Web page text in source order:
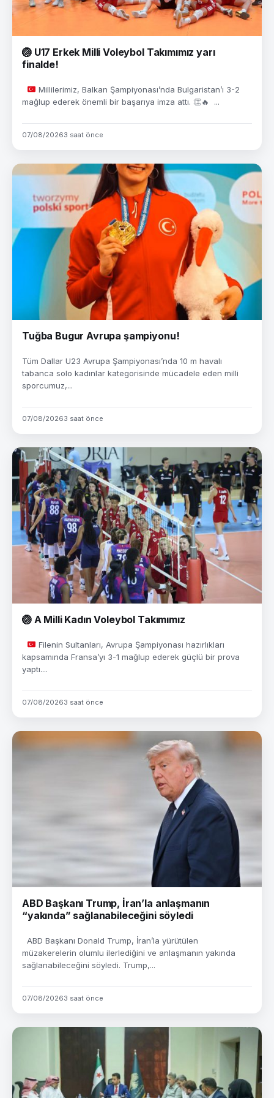
🏐 U17 Erkek Milli Voleybol Takımımız yarı
finalde!
Millilerimiz, Balkan Şampiyonası’nda Bulgaristan’ı 3-2
mağlup ederek önemli bir başarıya imza attı. 👏🔥 ...
07/08/20263 saat önce
Tuğba Bugur Avrupa şampiyonu!
Tüm Dallar U23 Avrupa Şampiyonası’nda 10 m havalı
tabanca solo kadınlar kategorisinde mücadele eden milli
sporcumuz,...
07/08/20263 saat önce
🏐 A Milli Kadın Voleybol Takımımız
Filenin Sultanları, Avrupa Şampiyonası hazırlıkları
kapsamında Fransa’yı 3-1 mağlup ederek güçlü bir prova
yaptı....
07/08/20263 saat önce
ABD Başkanı Trump, İran’la anlaşmanın
“yakında” sağlanabileceğini söyledi
ABD Başkanı Donald Trump, İran’la yürütülen
müzakerelerin olumlu ilerlediğini ve anlaşmanın yakında
sağlanabileceğini söyledi. Trump,...
07/08/20263 saat önce